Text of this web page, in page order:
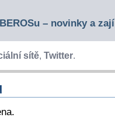
– novinky a
sítě, Twitter.